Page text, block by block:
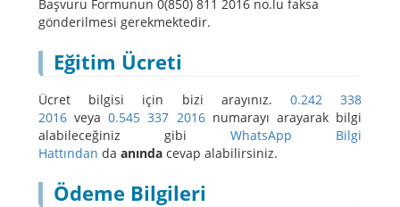
Başvuru Formunun 0(850) 811 2016 no.lu faksa
gönderilmesi gerekmektedir.
Eğitim Ücreti
Ücret bilgisi için bizi arayınız. 0.242 338
2016 veya0.545 337 2016numarayı arayarak bilgi
alabileceğiniz gibi WhatsApp Bilgi
Hattından da anında cevap alabilirsiniz.
Ödeme Bilgileri